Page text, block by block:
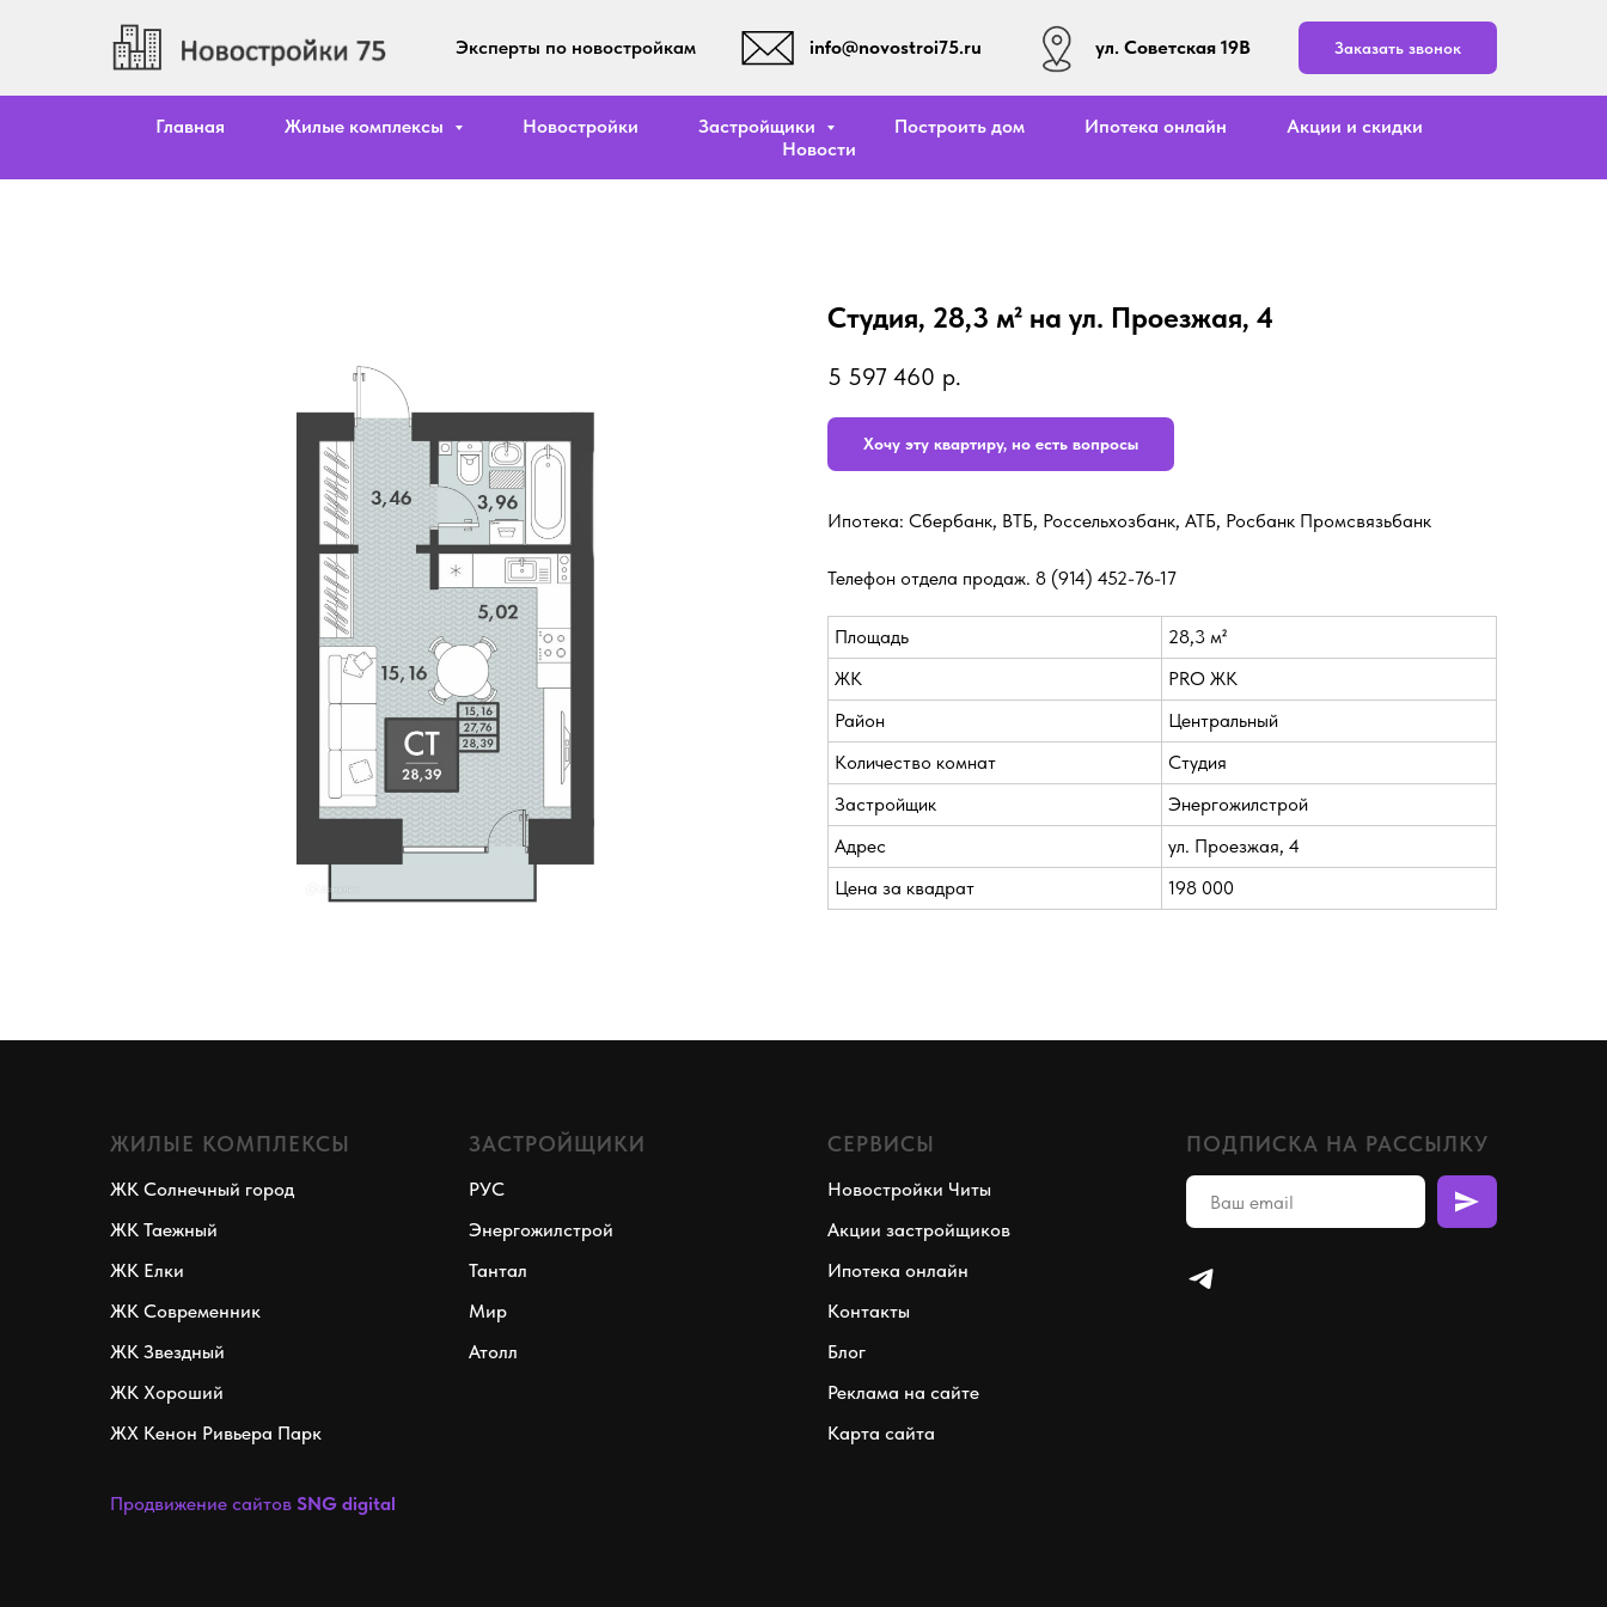
Эксперты по новостройкам info@novostroi75.ru ул. Советская 19В Заказать звонок
Главная Жилые комплексы Новостройки Застройщики Построить дом Ипотека онлайн
Акции и скидки
Новости
Студия, 28,3 м² на ул. Проезжая, 4
5 597 460 р.
Хочу эту квартиру, но есть вопросы
Ипотека: Сбербанк, ВТБ, Россельхозбанк, АТБ, Росбанк Промсвязьбанк
Телефон отдела продаж. 8 (914) 452-76-17
Площадь
28,3 м²
ЖК
PRO ЖК
Район
Центральный
Количество комнат
Студия
Застройщик
Энергожилстрой
Адрес
ул. Проезжая, 4
Цена за квадрат
198 000
ЖИЛЫЕ КОМПЛЕКСЫ
ЖК Солнечный город
ЖК Таежный
ЖК Елки
ЖК Современник
ЖК Звездный
ЖК Хороший
ЖХ Кенон Ривьера Парк
ЗАСТРОЙЩИКИ
РУС
Энергожилстрой
Тантал
Мир
Атолл
СЕРВИСЫ
Новостройки Читы
Акции застройщиков
Ипотека онлайн
Контакты
Блог
Реклама на сайте
Карта сайта
ПОДПИСКА НА РАССЫЛКУ
Продвижение сайтов SNG digital